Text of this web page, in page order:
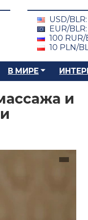
USD/
EUR/
100
10 PLN/
В МИРЕ
и